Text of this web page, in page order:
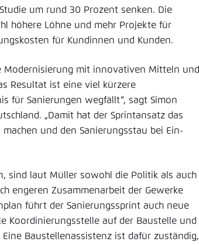
um rund 30 Prozent senken. Die
höhere Löhne und mehr Projekte für
für Kundinnen und Kunden.
Modernisierung mit innovativen Mitteln und
Resultat ist eine viel kürzere
für Sanierungen wegfällt“, sagt Simon
„Damit hat der Sprintansatz das
und den Sanierungsstau bei Ein-
sind laut Müller sowohl die Politik als auch
engeren Zusammenarbeit der Gewerke
führt der Sanierungssprint auch neue
Koordinierungsstelle auf der Baustelle und
Baustellenassistenz ist dafür zuständig,